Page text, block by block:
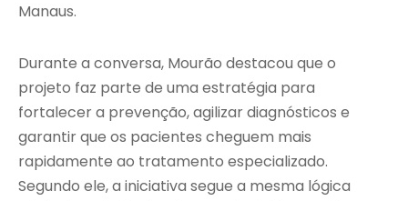
Manaus.
Durante a conversa, Mourão destacou que o
projeto faz parte de uma estratégia para
fortalecer a prevenção, agilizar diagnósticos e
garantir que os pacientes cheguem mais
rapidamente ao tratamento especializado.
Segundo ele, a iniciativa segue a mesma lógica